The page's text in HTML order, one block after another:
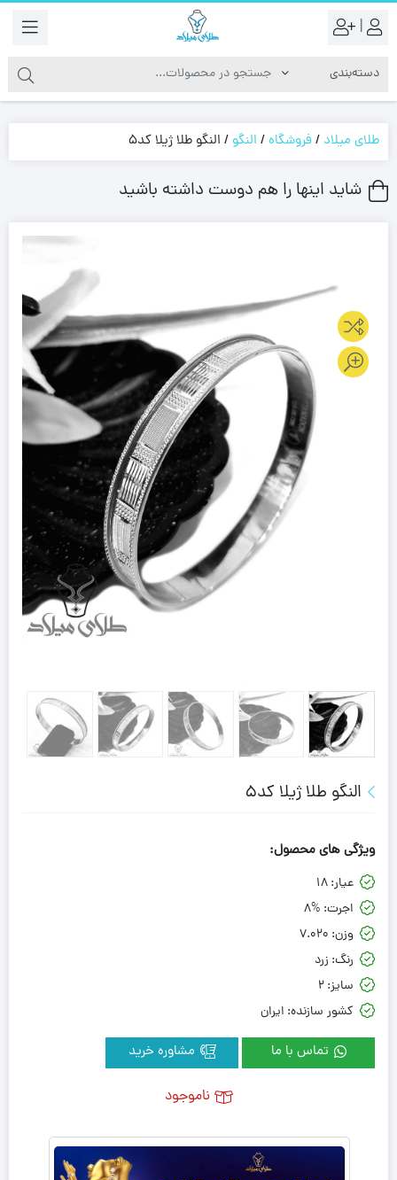
|
طلای میلاد /فروشگاه/ النگو / النگو طلا ژیلا کد5
شاید اینها را هم دوست داشته باشید
النگو طلا ژیلا کد5
ویژگی های محصول:
عیار:18
اجرت: 8%
وزن: 7.020
رنگ: زرد
سایز:2
کشور سازنده: ایران
تماس با ما
ناموجود